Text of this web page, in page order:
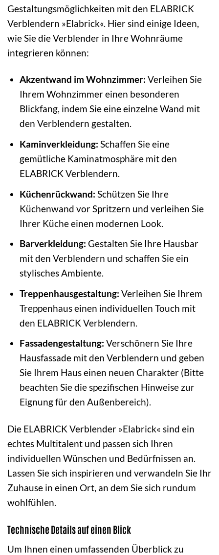
Gestaltungsmöglichkeiten mit den ELABRICK
Verblendern »Elabrick«. Hier sind einige Ideen,
wie Sie die Verblender in Ihre Wohnräume
integrieren können:
Akzentwand im Wohnzimmer: Verleihen Sie
Ihrem Wohnzimmer einen besonderen
Blickfang, indem Sie eine einzelne Wand mit
den Verblendern gestalten.
Kaminverkleidung: Schaffen Sie eine
gemütliche Kaminatmosphäre mit den
ELABRICK Verblendern.
Küchenrückwand: Schützen Sie Ihre
Küchenwand vor Spritzern und verleihen Sie
Ihrer Küche einen modernen Look.
Barverkleidung: Gestalten Sie Ihre Hausbar
mit den Verblendern und schaffen Sie ein
stylisches Ambiente.
Treppenhausgestaltung: Verleihen Sie Ihrem
Treppenhaus einen individuellen Touch mit
den ELABRICK Verblendern.
Fassadengestaltung: Verschönern Sie Ihre
Hausfassade mit den Verblendern und geben
Sie Ihrem Haus einen neuen Charakter (Bitte
beachten Sie die spezifischen Hinweise zur
Eignung für den Außenbereich).
Die ELABRICK Verblender »Elabrick« sind ein
echtes Multitalent und passen sich Ihren
individuellen Wünschen und Bedürfnissen an.
Lassen Sie sich inspirieren und verwandeln Sie Ihr
Zuhause in einen Ort, an dem Sie sich rundum
wohlfühlen.
Technische Details auf einen Blick
Um Ihnen einen umfassenden Überblick zu